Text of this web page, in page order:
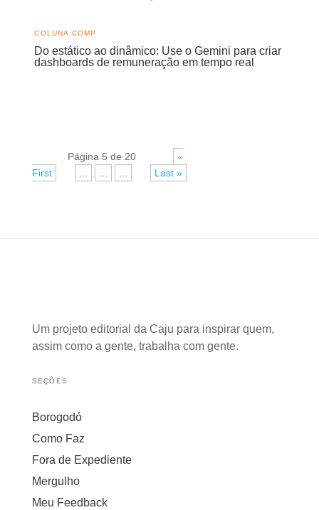
Do estático ao dinâmico: Use o Gemini para criar
dashboards de remuneração em tempo real
COLUNA COMP
Página 5 de 20
«
First
... ... ... Last »
Um projeto editorial da Caju para inspirar quem,
assim como a gente, trabalha com gente.
SEÇÕES
Borogodó
Como Faz
Fora de Expediente
Mergulho
Meu Feedback